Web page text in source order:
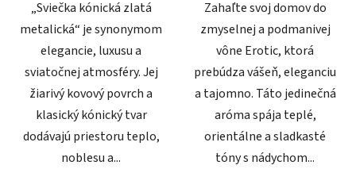
„Sviečka kónická zlatá
metalická“ je synonymom
elegancie, luxusu a
sviatočnej atmosféry. Jej
žiarivý kovový povrch a
klasický kónický tvar
dodávajú priestoru teplo,
noblesu a...
Zahaľte svoj domov do
zmyselnej a podmanivej
vône Erotic, ktorá
prebúdza vášeň, eleganciu
a tajomno. Táto jedinečná
aróma spája teplé,
orientálne a sladkasté
tóny s nádychom...